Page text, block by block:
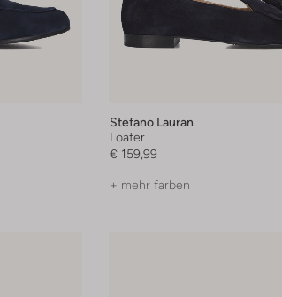
Stefano Lauran
Loafer
€ 159,99
+ mehr farben